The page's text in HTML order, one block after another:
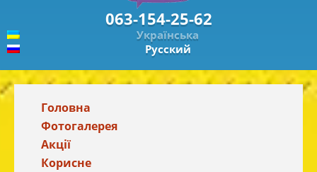
063-154-25-62
Українська
Русский
Головна
Фотогалерея
Акції
Корисне